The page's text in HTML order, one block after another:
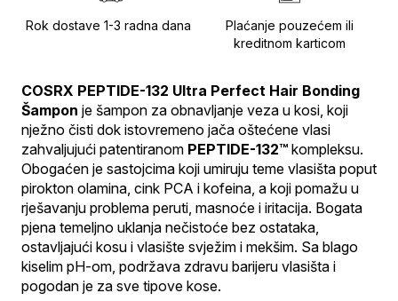
Rok dostave 1-3 radna dana
Plaćanje pouzećem ili
kreditnom karticom
COSRX PEPTIDE-132 Ultra Perfect Hair Bonding
Šampon je šampon za obnavljanje veza u kosi, koji
nježno čisti dok istovremeno jača oštećene vlasi
zahvaljujući patentiranom PEPTIDE-132™ kompleksu.
Obogaćen je sastojcima koji umiruju teme vlasišta poput
pirokton olamina, cink PCA i kofeina, a koji pomažu u
rješavanju problema peruti, masnoće i iritacija. Bogata
pjena temeljno uklanja nečistoće bez ostataka,
ostavljajući kosu i vlasište svježim i mekšim. Sa blago
kiselim pH-om, podržava zdravu barijeru vlasišta i
pogodan je za sve tipove kose.